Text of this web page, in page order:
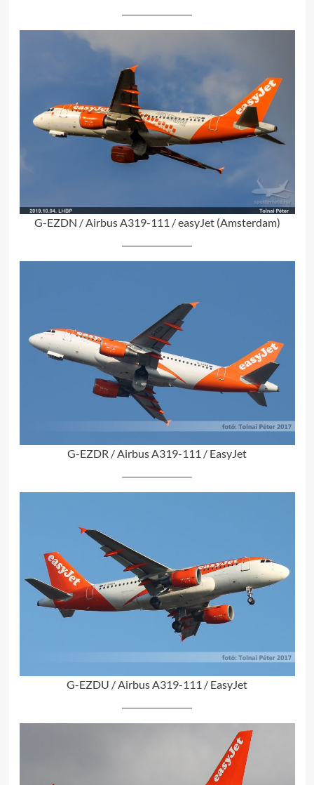
G-EZDN / Airbus A319-111 / easyJet (Amsterdam)
G-EZDR / Airbus A319-111 / EasyJet
G-EZDU / Airbus A319-111 / EasyJet